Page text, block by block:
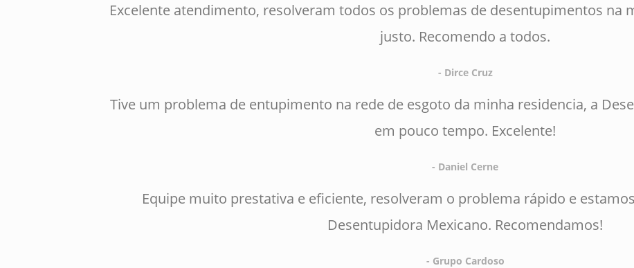
Excelente atendimento, resolveram todos os problemas de desentupimentos na
justo. Recomendo a todos.
- Dirce Cruz
Tive um problema de entupimento na rede de esgoto da minha residencia, a
em pouco tempo. Excelente!
- Daniel Cerne
Equipe muito prestativa e eficiente, resolveram o problema rápido e
Desentupidora Mexicano. Recomendamos!
- Grupo Cardoso